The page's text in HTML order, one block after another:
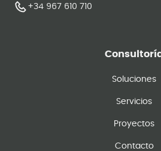
+34 967 610 710
Soluciones
Servicios
Proyectos
Contacto